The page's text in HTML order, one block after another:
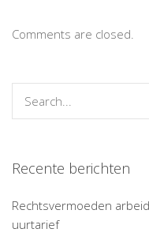
Comments are closed.
Recente berichten
Rechtsvermoeden
uurtarief